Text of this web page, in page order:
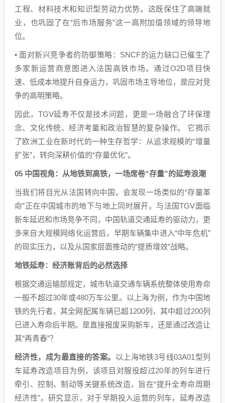
工程、材料技术和知识型劳动力优势。这既保住了高端就
业，也巩固了在“后市场服务”这一高附加值领域的领导地
位。
• 面对新兴竞争者的防御策略：SNCF的运力缺口已催生了
多家新运营商意图进入法国高铁市场。通过O2D项目快
速、低成本地提升自身运力，巩固市场主导地位，是应对竞
争的高明策略。
因此，TGV延寿不仅是技术问题，更是一场融合了环保理
念、文化传统、经济考量和政治智慧的复杂操作。 它揭示
了欧洲工业在新时代的一种生存哲学：从追求规模的“增量
扩张”，转向深耕价值的“存量优化”。
05 中国视角：从地铁到高铁，一场席卷“存量”的延寿浪潮
当我们将目光从法国转向中国，会发现一场类似的“存量革
命”正在中国城市的地下与地上同时展开。与法国TGV面临
新车延迟和市场竞争不同，中国轨道交通延寿的驱动力，更
多来自大规模网络化运营后，早期车辆集中进入“中年危机”
的现实压力，以及从国家层面推动的“提质增效”战略。
地铁延寿：经济账背后的必然选择
根据交通运输部规定，城市轨道交通车辆系统整体使用寿命
一般不超过30年或480万车公里。以上海为例，作为中国地
铁的先行者，其全网配属车辆已超1200列，其中超过200列
已进入寿命后半期。是直接报废采购新车，还是通过改造让
其“再青春”？
经济性，成为最直接的答案。 以上海地铁3号线03A01型列
车延寿改造项目为例，该项目对服役超过20年的列车进行
牵引、控制、制动等关键系统改造，旨在“提升全寿命周期
经济性”。研究显示，对于早期投入运营的列车，延寿改造